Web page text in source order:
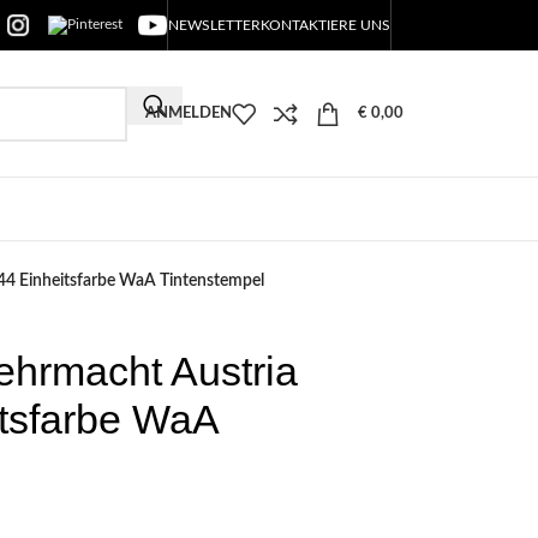
NEWSLETTERKONTAKTIERE UNS
ANMELDEN € 0,00
Einheitsfarbe WaA Tintenstempel
Austria
WaA